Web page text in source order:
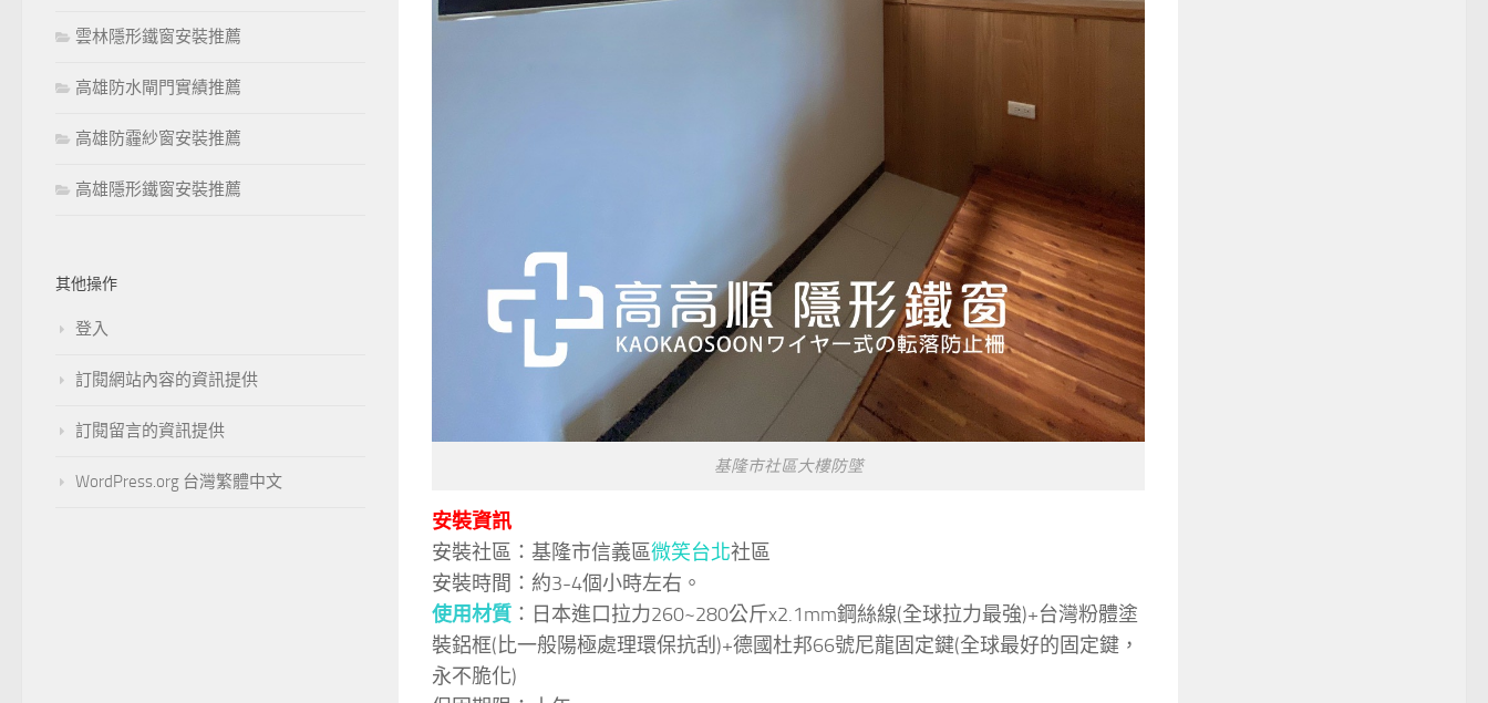
基隆市社區大樓防墜
安裝資訊
安裝社區：基隆市信義區微笑台北社區
安裝時間：約3-4個小時左右。
使用材質 ：日本進口拉力260~280公斤x2.1mm鋼絲線(全球拉力最強)+台灣粉體塗
裝鋁框(比一般陽極處理環保抗刮)+德國杜邦66號尼龍固定鍵(全球最好的固定鍵，
永不脆化)
雲林隱形鐵窗安裝推薦
高雄防水閘門實績推薦
高雄防霾紗窗安裝推薦
高雄隱形鐵窗安裝推薦
其他操作
登入
訂閱網站內容的資訊提供
訂閱留言的資訊提供
WordPress.org 台灣繁體中文